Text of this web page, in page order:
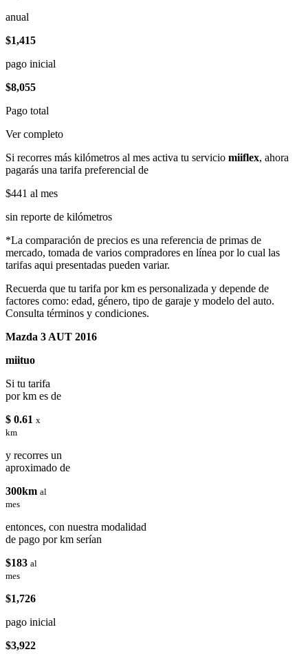
anual
$1,415
pago inicial
$8,055
Pago total
Ver completo
Si recorres más kilómetros al mes activa tu servicio miiflex, ahora
pagarás una tarifa preferencial de
$441 al mes
sin reporte de kilómetros
*La comparación de precios es una referencia de primas de
mercado, tomada de varios compradores en línea por lo cual las
tarifas aqui presentadas pueden variar.
Recuerda que tu tarifa por km es personalizada y depende de
factores como: edad, género, tipo de garaje y modelo del auto.
Consulta términos y condiciones.
Mazda 3 AUT 2016
miituo
Si tu tarifa
por km es de
$ 0.61 x
km
y recorres un
aproximado de
300km al
mes
entonces, con nuestra modalidad
de pago por km serían
$183 al
mes
$1,726
pago inicial
$3,922